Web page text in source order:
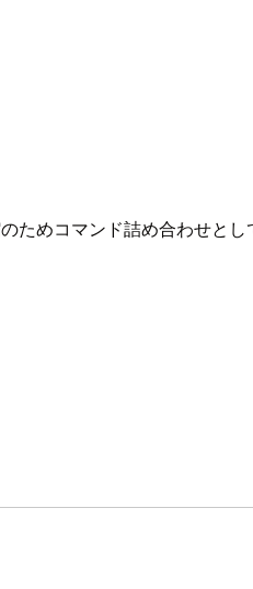
ためコマンド詰め合わせと